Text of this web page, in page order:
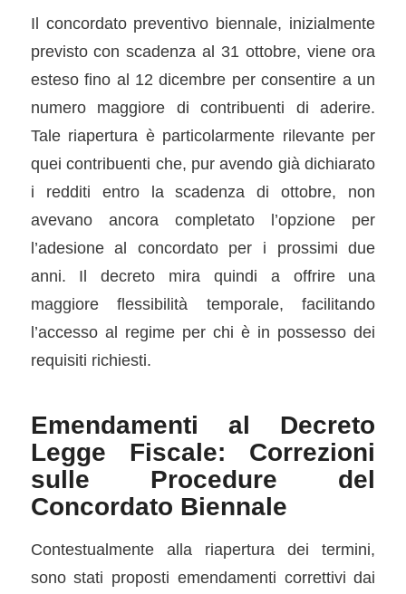
Il concordato preventivo biennale, inizialmente
previsto con scadenza al 31 ottobre, viene ora
esteso fino al 12 dicembre per consentire a un
numero maggiore di contribuenti di aderire.
Tale riapertura è particolarmente rilevante per
quei contribuenti che, pur avendo già dichiarato
i redditi entro la scadenza di ottobre, non
avevano ancora completato l’opzione per
l’adesione al concordato per i prossimi due
anni. Il decreto mira quindi a offrire una
maggiore flessibilità temporale, facilitando
l’accesso al regime per chi è in possesso dei
requisiti richiesti.
Emendamenti al Decreto
Legge Fiscale: Correzioni
sulle Procedure del
Concordato Biennale
Contestualmente alla riapertura dei termini,
sono stati proposti emendamenti correttivi dai